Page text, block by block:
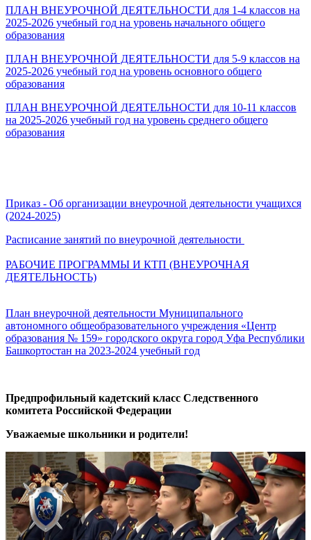
ПЛАН ВНЕУРОЧНОЙ ДЕЯТЕЛЬНОСТИ для 1-4 классов на
2025-2026 учебный год на уровень начального общего
образования
ПЛАН ВНЕУРОЧНОЙ ДЕЯТЕЛЬНОСТИ для 5-9 классов на
2025-2026 учебный год на уровень основного общего
образования
ПЛАН ВНЕУРОЧНОЙ ДЕЯТЕЛЬНОСТИ для 10-11 классов
на 2025-2026 учебный год на уровень среднего общего
образования
Приказ - Об организации внеурочной деятельности учащихся
(2024-2025)
Расписание занятий по внеурочной деятельности
РАБОЧИЕ ПРОГРАММЫ И КТП (ВНЕУРОЧНАЯ
ДЕЯТЕЛЬНОСТЬ)
План внеурочной деятельности Муниципального
автономного общеобразовательного учреждения «Центр
образования № 159» городского округа город Уфа Республики
Башкортостан на 2023-2024 учебный год
Предпрофильный кадетский класс Следственного
комитета Российской Федерации
Уважаемые школьники и родители!